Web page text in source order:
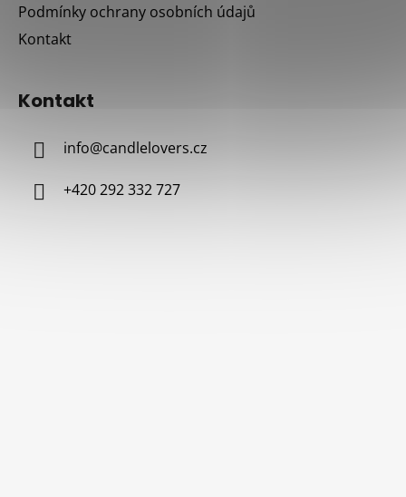
Podmínky ochrany osobních údajů
Kontakt
Kontakt
info@candlelovers.cz
+420 292 332 727